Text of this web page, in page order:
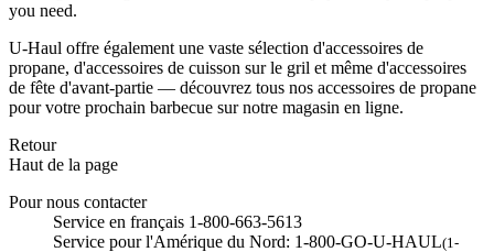
you need.
U-Haul offre également une vaste sélection d'accessoires de
propane, d'accessoires de cuisson sur le gril et même d'accessoires
de fête d'avant-partie — découvrez tous nos accessoires de propane
pour votre prochain barbecue sur notre magasin en ligne.
Retour
Haut de la page
Pour nous contacter
Service en français 1-800-663-5613
Service pour l'Amérique du Nord: 1-800-GO-U-HAUL(1-